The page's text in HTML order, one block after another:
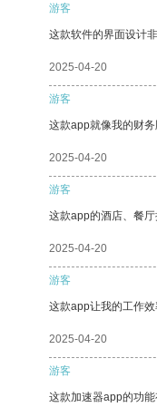
游客
这款软件的界面设计
2025-04-20
游客
这款app就像我的财务
2025-04-20
游客
这款app的酒店、餐厅
2025-04-20
游客
这款app让我的工作
2025-04-20
游客
这款加速器app的功